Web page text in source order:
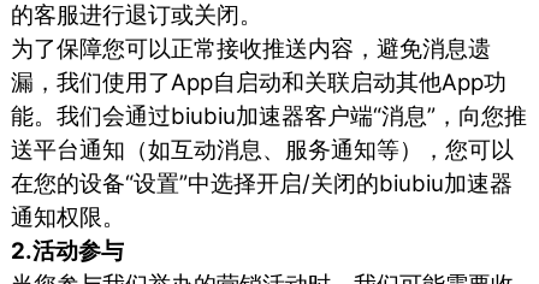
的客服进行退订或关闭。
为了保障您可以正常接收推送内容，避免消息遗
漏，我们使用了App自启动和关联启动其他App功
能。我们会通过biubiu加速器客户端“消息”，向您推
送平台通知（如互动消息、服务通知等），您可以
在您的设备“设置”中选择开启/关闭的biubiu加速器
通知权限。
2.活动参与